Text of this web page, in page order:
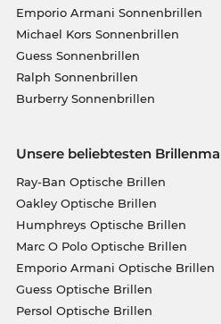
Emporio Armani Sonnenbrillen
Michael Kors Sonnenbrillen
Guess Sonnenbrillen
Ralph Sonnenbrillen
Burberry Sonnenbrillen
Unsere beliebtesten
Ray-Ban Optische Brillen
Oakley Optische Brillen
Humphreys Optische Brillen
Marc O Polo Optische Brillen
Emporio Armani Optische Brillen
Guess Optische Brillen
Persol Optische Brillen